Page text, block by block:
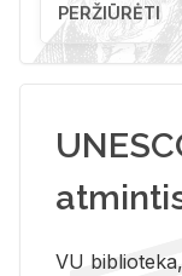
PERŽIŪRĖTI
VU